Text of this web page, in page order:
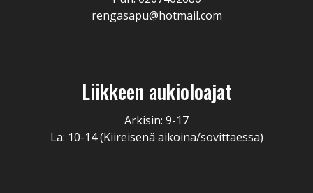
rengasapu@hotmail.com
Liikkeen aukioloajat
Arkisin: 9-17
La: 10-14 (Kiireisenä aikoina/sovittaessa)